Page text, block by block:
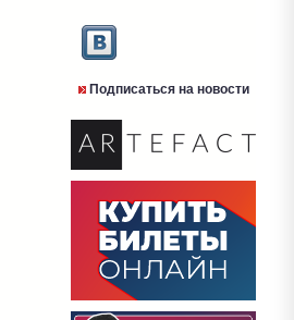
Подписаться на новости